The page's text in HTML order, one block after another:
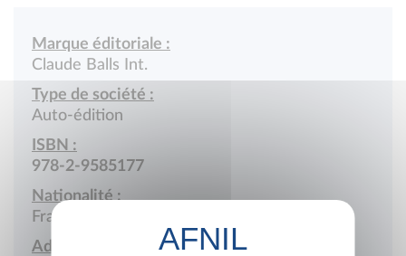
Marque éditoriale :
Claude Balls Int.
Type de société :
Auto-édition
ISBN :
978-2-9585177
Nationalité :
France
Adresse :